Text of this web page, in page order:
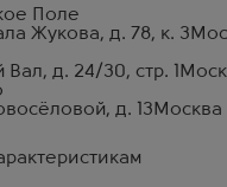
Поле
Жукова, д. 78, к. 3
д. 24/30, стр. 1
д. 13 Москва